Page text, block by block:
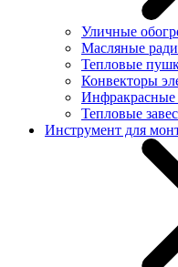
Уличные
Масляные
Тепловые
Конвекторы
Инфракрасные
Тепловые
Инструмент для